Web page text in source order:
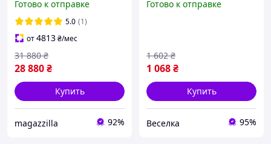
Fi, с MPPT, для солнечных
систем, дома и офиса
Готово к отправке
5.0 (1)
от4813₴/мес
28 880₴
31 880 ₴
Купить
magazzilla 92%
легковых автомобилей
Готово к отправке
1 068₴
1 602 ₴
Купить
Веселка 95%